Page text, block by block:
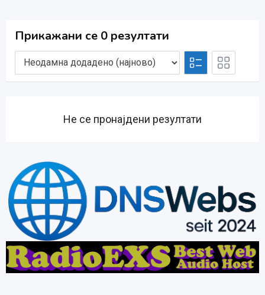
Прикажани се 0 резултати
Не се пронајдени резултати